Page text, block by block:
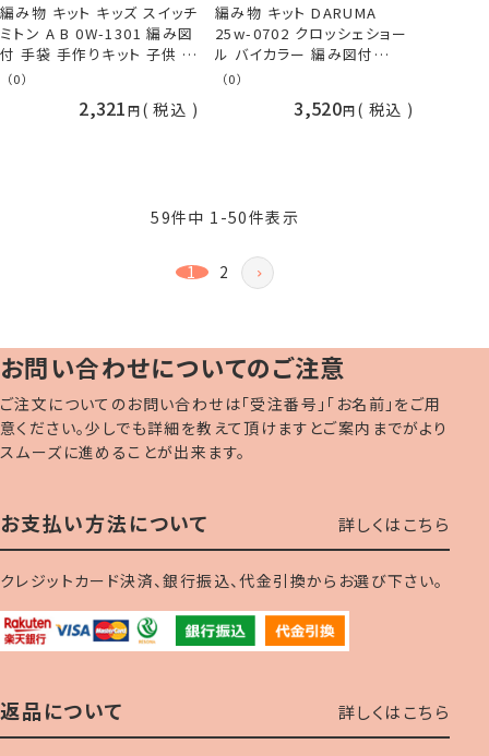
編み物 キット キッズ スイッチ
ミトン A B 0W-1301 編み図
付 手袋 手作りキット 子供 こ
ども 手編み 手作り 手芸 棒
ン 茶色 緑 グレー ホワイト
（0）
2,321 税込
編み物 キット DARUMA
25w-0702 クロッシェショー
ル バイカラー 編み図付
GEEK ギーク ショール マフラ
手作りキット 手編みキット タ
（0）
3,520 税込
59件中 1 -50件表示
1 2
お問い合わせについてのご注意
ご注文についてのお問い合わせは「受注番号」「お名前」をご用
意ください。少しでも詳細を教えて頂けますとご案内までがより
スムーズに進めることが出来ます。
お支払い方法について 詳しくはこちら
クレジットカード決済、銀行振込、代金引換からお選び下さい。
返品について 詳しくはこちら